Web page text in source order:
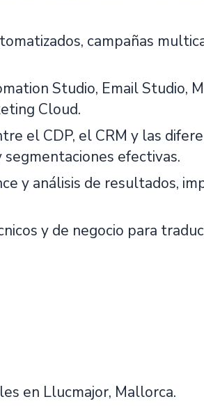
campañas
Studio, Email Studio,
Cloud.
el CDP, el CRM y las
segmentaciones efectivas.
y análisis de resultados,
y de negocio para
en Llucmajor, Mallorca.